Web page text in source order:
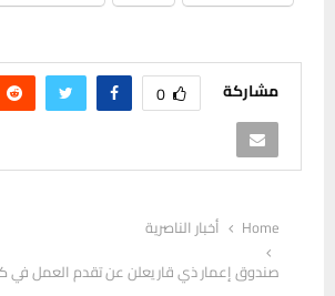
مشاركة 0
Home
أخبار الناصرية
صندوق إعمار ذي قار يعلن عن تقدم العمل في